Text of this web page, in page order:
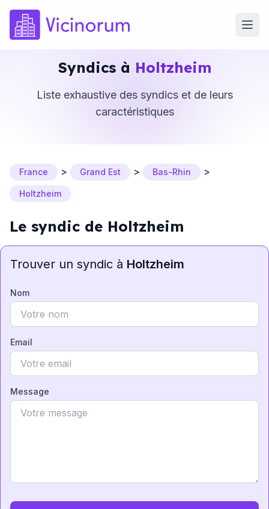
Syndics à Holtzheim
Liste exhaustive des syndics et de leurs
caractéristiques
France > Grand Est > Bas-Rhin >
Holtzheim
Le syndic de Holtzheim
Trouver un syndic à Holtzheim
Nom
Email
Message